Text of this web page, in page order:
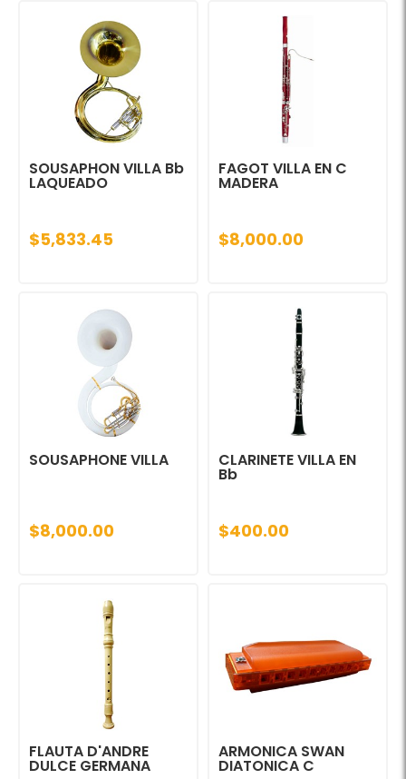
SOUSAPHON VILLA Bb
LAQUEADO
$5,833.45
FAGOT VILLA EN C
MADERA
$8,000.00
SOUSAPHONE VILLA
$8,000.00
CLARINETE VILLA EN
Bb
$400.00
FLAUTA D'ANDRE
DULCE GERMANA
ARMONICA SWAN
DIATONICA C